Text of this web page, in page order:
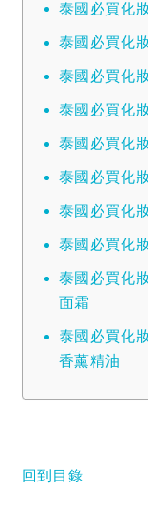
泰國必買化
泰國必買化
泰國必買化
泰國必買化
泰國必買化
泰國必買化
泰國必買化
泰國必買化
泰國必買化
面霜
泰國必買化
香薰精油
回到目錄